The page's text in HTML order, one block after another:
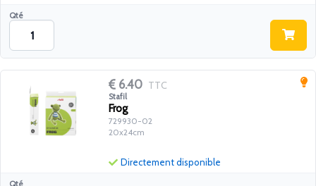
Qté
6.40 TTC
Stafil
Frog
729930-02
20x24cm
Qté
Directement disponible